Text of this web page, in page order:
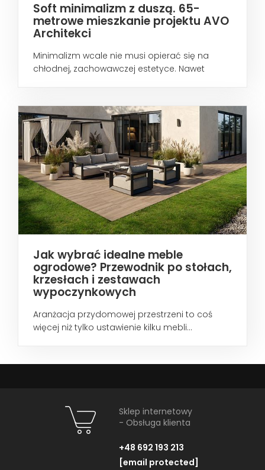
Soft minimalizm z duszą. 65-
metrowe mieszkanie projektu AVO
Architekci
Minimalizm wcale nie musi opierać się na
chłodnej, zachowawczej estetyce. Nawet
Jak wybrać idealne meble
ogrodowe? Przewodnik po stołach,
krzesłach i zestawach
wypoczynkowych
Aranżacja przydomowej przestrzeni to coś
więcej niż tylko ustawienie kilku mebli...
Sklep internetowy
- Obsługa klienta
+48 692 193 213
[email protected]